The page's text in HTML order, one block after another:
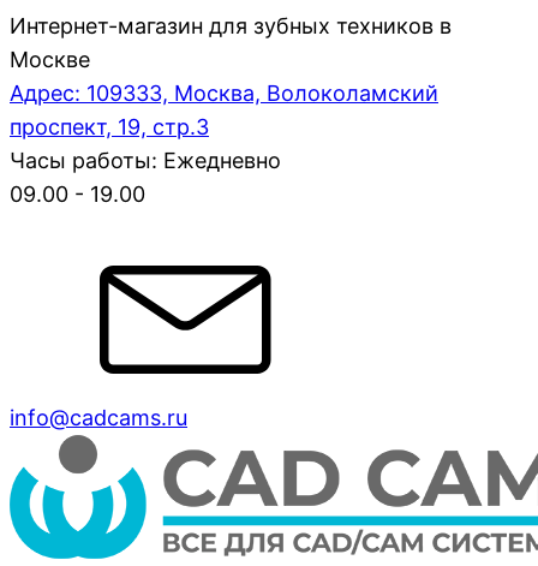
Интернет-магазин для зубных техников в
Москве
Адрес: 109333, Москва, Волоколамский
проспект, 19, стр.3
Часы работы: Ежедневно
09.00 - 19.00
info@cadcams.ru